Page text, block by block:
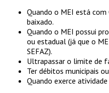
Quando o MEI está com
baixado.
Quando o MEI possui
ou estadual (já que o
SEFAZ).
Ultrapassar o limite de
Ter débitos municipais
Quando exerce